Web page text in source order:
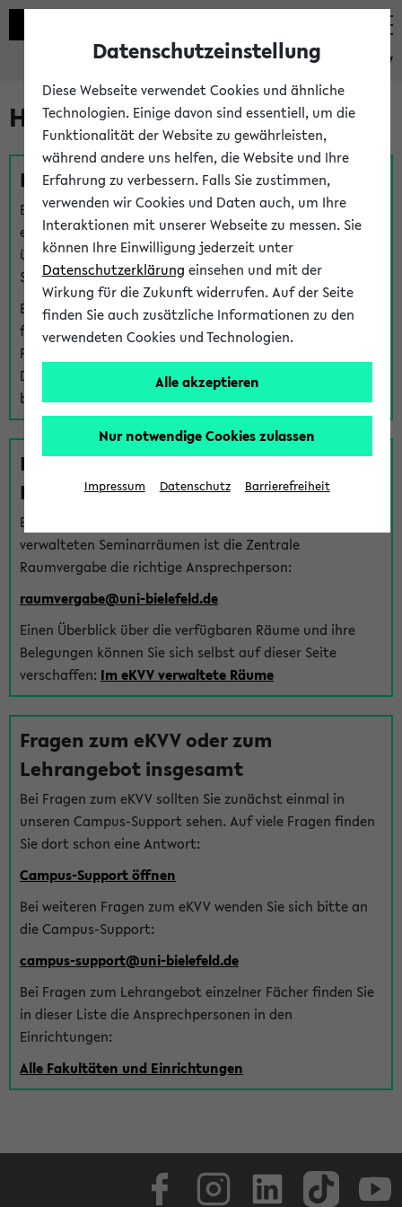
eKVV
Hilfe & Kontakt
Fragen zu einzelnen Veranstaltungen
Bei inhaltlichen und organisatorischen Fragen zu
einzelnen Veranstaltungen finden Sie Ansprechpersonen
über denFragen-Link bei jeder Veranstaltung. Der BIS
Support kann hier meist keine direkte Hilfe leisten.
Bei Veranstaltungen mit eKVV Teilnahmemanagement
finden Sie eine Auskunft über die Personen, die Ihre
Platzzuteilung im eKVV eingetragen haben, auf der
Detailseite zum Teilnahmemanagement der
betreffenden Veranstaltung.
Fragen zu im eKVV verwalteten
Räumen
Bei Fragen zur Vergabe von Hörsälen und vom eKVV
verwalteten Seminarräumen ist die Zentrale
Raumvergabe die richtige Ansprechperson:
raumvergabe@uni-bielefeld.de
Einen Überblick über die verfügbaren Räume und ihre
Belegungen können Sie sich selbst auf dieser Seite
verschaffen: Im eKVV verwaltete Räume
Fragen zum eKVV oder zum
Lehrangebot insgesamt
Bei Fragen zum eKVV sollten Sie zunächst einmal in
unseren Campus-Support sehen. Auf viele Fragen finden
Sie dort schon eine Antwort:
Campus-Support öffnen
Bei weiteren Fragen zum eKVV wenden Sie sich bitte an
die Campus-Support:
campus-support@uni-bielefeld.de
Bei Fragen zum Lehrangebot einzelner Fächer finden Sie
in dieser Liste die Ansprechpersonen in den
Einrichtungen:
Alle Fakultäten und Einrichtungen
Datenschutzeinstellung
Diese Webseite verwendet Cookies und ähnliche
Technologien. Einige davon sind essentiell, um die
Funktionalität der Website zu gewährleisten,
während andere uns helfen, die Website und Ihre
Erfahrung zu verbessern. Falls Sie zustimmen,
verwenden wir Cookies und Daten auch, um Ihre
Interaktionen mit unserer Webseite zu messen. Sie
können Ihre Einwilligung jederzeit unter
Datenschutzerklärung einsehen und mit der
Wirkung für die Zukunft widerrufen. Auf der Seite
finden Sie auch zusätzliche Informationen zu den
verwendeten Cookies und Technologien.
Alle akzeptieren
Nur notwendige Cookies zulassen
Impressum Datenschutz Barrierefreiheit